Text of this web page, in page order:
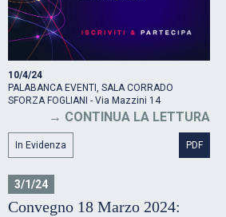
10/4/24
PALABANCA EVENTI, SALA CORRADO
SFORZA FOGLIANI - Via Mazzini 14
CONTINUA LA LETTURA
In Evidenza PDF
3/1/24
Convegno 18 Marzo 2024: